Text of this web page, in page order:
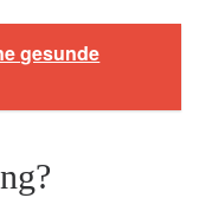
gesunde